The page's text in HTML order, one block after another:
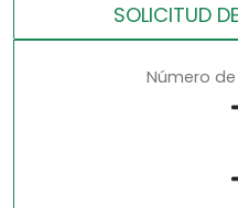
SOLICITUD
Número